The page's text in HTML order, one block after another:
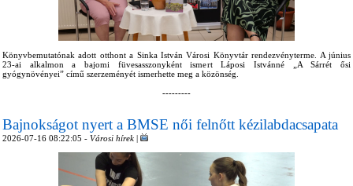
Könyvbemutatónak adott otthont a Sinka István Városi Könyvtár rendezvényterme. A június
23-ai alkalmon a bajomi füvesasszonyként ismert Láposi Istvánné „A Sárrét ősi
gyógynövényei” című szerzeményét ismerhette meg a közönség.
---------
Bajnokságot nyert a BMSE női felnőtt kézilabdacsapata
2026-07-16 08:22:05 - Városi hírek |